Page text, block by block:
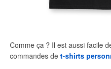
Comme ça ? Il est aussi facile
commandes de t-shirts